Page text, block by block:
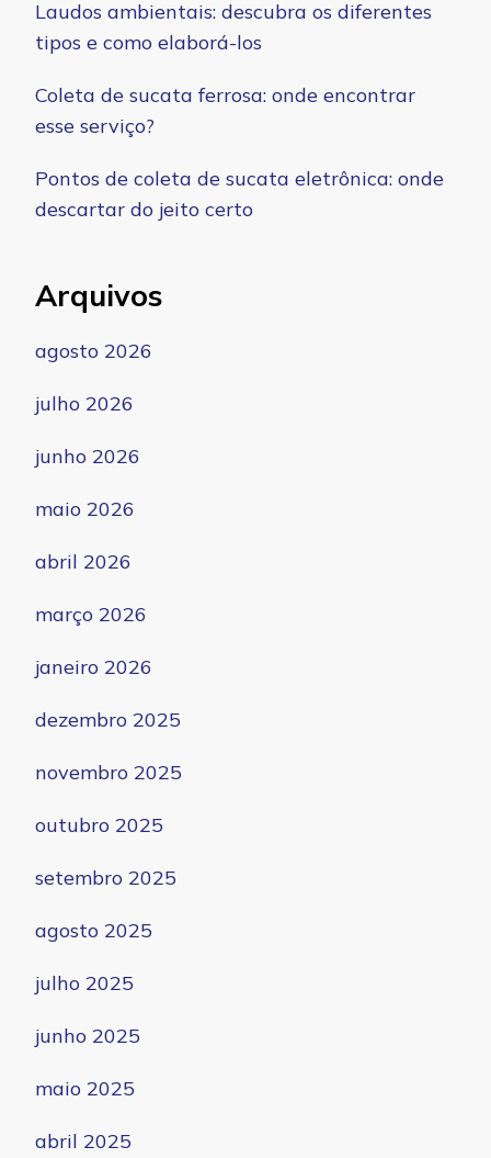
Laudos ambientais: descubra os diferentes
tipos e como elaborá-los
Coleta de sucata ferrosa: onde encontrar
esse serviço?
Pontos de coleta de sucata eletrônica: onde
descartar do jeito certo
Arquivos
agosto 2026
julho 2026
junho 2026
maio 2026
abril 2026
março 2026
janeiro 2026
dezembro 2025
novembro 2025
outubro 2025
setembro 2025
agosto 2025
julho 2025
junho 2025
maio 2025
abril 2025